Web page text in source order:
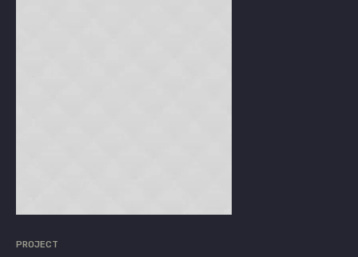
PROJECT